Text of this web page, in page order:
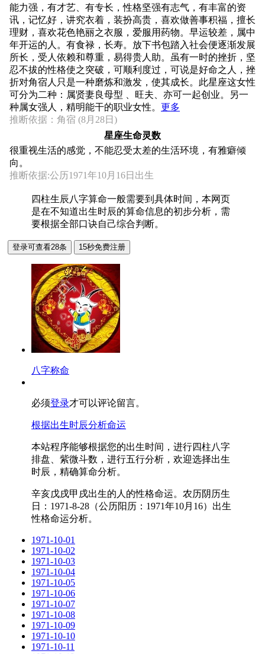
能力强，有才艺、有专长，性格坚强有志气，有丰富的资
讯，记忆好，讲究衣着，装扮高贵，喜欢做善事积福，擅长
理财，喜欢花色艳丽之衣服，爱服用药物。早运较差，属中
年开运的人。有食禄，长寿。放下书包踏入社会便逐渐发展
所长，受人依赖和尊重，易得贵人助。虽有一时的挫折，坚
忍不拔的性格使之突破，可顺利度过，可说是好命之人，挫
折对角宿人只是一种磨炼和激发，使其成长。此星座这女性
可分为二种：属贤妻良母型 、旺夫、亦可一起创业。另一
种属女强人，精明能干的职业女性。 更多
推断依据：角宿 (8月28日)
星座生命灵数
很重视生活的感觉，不能忍受太差的生活环境，有雅癖倾
向。
推断依据:公历1971年10月16日出生
四柱生辰八字算命一般需要到具体时间，本网页
是在不知道出生时辰的算命信息的初步分析，需
要根据全部口诀自己综合判断。
八字称命
必须登录才可以评论留言。
根据出生时辰分析命运
本站程序能够根据您的出生时间，进行四柱八字
排盘、紫微斗数，进行五行分析，欢迎选择出生
时辰，精确算命分析。
辛亥戊戌甲戌出生的人的性格命运。农历阴历生
日：1971-8-28（公历阳历：1971年10月16）出生
性格命运分析。
1971-10-01
1971-10-02
1971-10-03
1971-10-04
1971-10-05
1971-10-06
1971-10-07
1971-10-08
1971-10-09
1971-10-10
1971-10-11